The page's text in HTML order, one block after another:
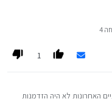
4
1
האחרונות לא היה הזדמנות